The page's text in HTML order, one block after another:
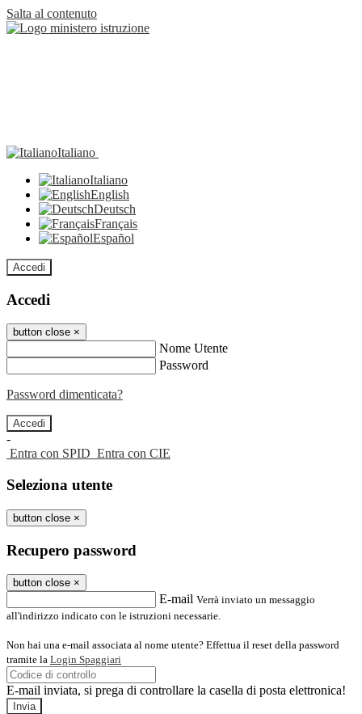
Salta al contenuto
Italiano
Italiano
English
Deutsch
Français
Español
Accedi
Accedi
button close ×
Nome Utente
Password
Password dimenticata?
-
Entra con SPID Entra con CIE
Seleziona utente
button close ×
Recupero password
button close ×
E-mail Verrà inviato un messaggio
all'indirizzo indicato con le istruzioni necessarie.
Non hai una e-mail associata al nome utente? Effettua il reset della password
tramite la Login Spaggiari
E-mail inviata, si prega di controllare la casella di posta elettronica!